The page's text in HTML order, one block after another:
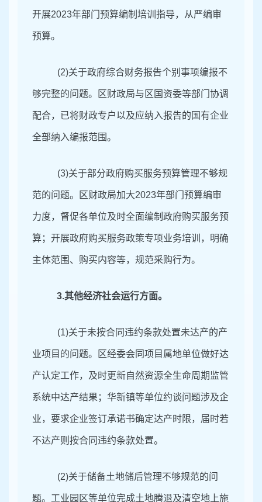
开展2023年部门预算编制培训指导，从严编审
预算。
(2)关于政府综合财务报告个别事项编报不
够完整的问题。区财政局与区国资委等部门协调
配合，已将财政专户以及应纳入报告的国有企业
全部纳入编报范围。
(3)关于部分政府购买服务预算管理不够规
范的问题。区财政局加大2023年部门预算编审
力度，督促各单位及时全面编制政府购买服务预
算；开展政府购买服务政策专项业务培训，明确
主体范围、购买内容等，规范采购行为。
3.其他经济社会运行方面。
(1)关于未按合同违约条款处置未达产的产
业项目的问题。区经委会同项目属地单位做好达
产认定工作，及时更新自然资源全生命周期监管
系统中达产结果；华新镇等单位约谈问题涉及企
业，要求企业签订承诺书确定达产时限，届时若
不达产则按合同违约条款处置。
(2)关于储备土地储后管理不够规范的问
题。工业园区等单位完成土地腾退及清空地上施